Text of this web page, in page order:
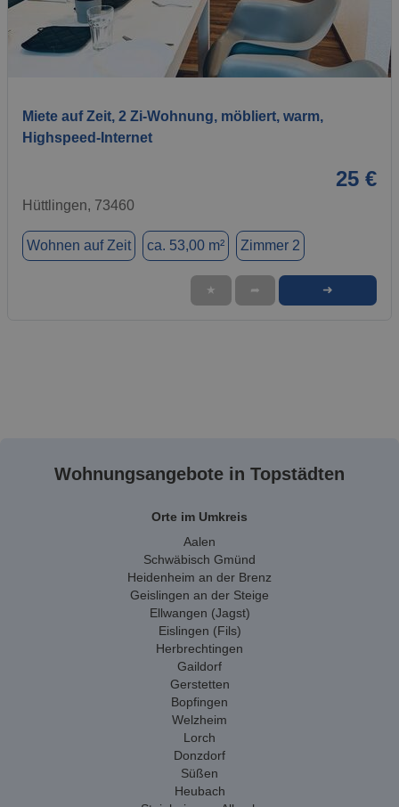
1 / 7
Miete auf Zeit, 2 Zi-Wohnung, möbliert, warm,
Highspeed-Internet
25 €
Hüttlingen, 73460
Wohnen auf Zeit ca. 53,00 m² Zimmer 2
★ ➦ ➜
Wohnungsangebote in Topstädten
Orte im Umkreis
Aalen
Schwäbisch Gmünd
Heidenheim an der Brenz
Geislingen an der Steige
Ellwangen (Jagst)
Eislingen (Fils)
Herbrechtingen
Gaildorf
Gerstetten
Bopfingen
Welzheim
Lorch
Donzdorf
Süßen
Heubach